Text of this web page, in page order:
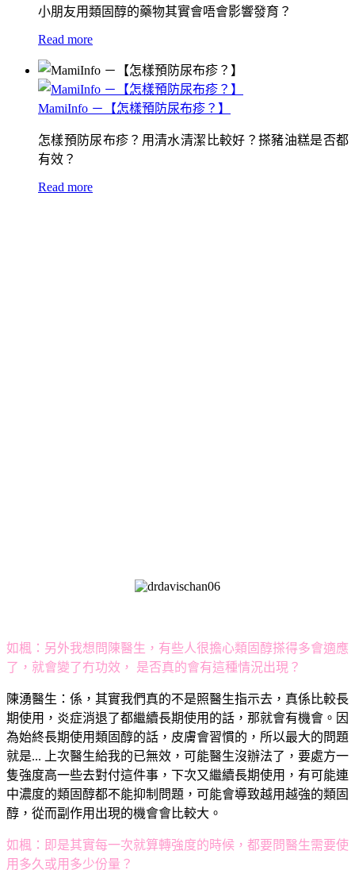
小朋友用類固醇的藥物其實會唔會影響發育？
Read more
MamiInfo －【怎樣預防尿布疹？】
怎樣預防尿布疹？用清水清潔比較好？搽豬油糕是否都
有效？
Read more
如楓： 另外我想問陳醫生，有些人很擔心類固醇搽得多會適應
了，就會變了冇功效， 是否真的會有這種情況出現？
陳湧醫生： 係，其實我們真的不是照醫生指示去，真係比較長
期使用，炎症消退了都繼續長期使用的話，那就會有機會。因
為始終長期使用類固醇的話，皮膚會習慣的，所以最大的問題
就是... 上次醫生給我的已無效，可能醫生沒辦法了，要處方一
隻強度高一些去對付這件事，下次又繼續長期使用，有可能連
中濃度的類固醇都不能抑制問題，可能會導致越用越強的類固
醇，從而副作用出現的機會會比較大。
如楓： 即是其實每一次就算轉強度的時候，都要問醫生需要使
用多久或用多少份量？